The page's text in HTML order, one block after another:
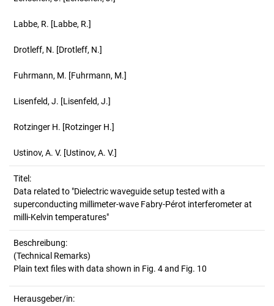
Labbe, R. [Labbe, R.]
Drotleff, N. [Drotleff, N.]
Fuhrmann, M. [Fuhrmann, M.]
Lisenfeld, J. [Lisenfeld, J.]
Rotzinger H. [Rotzinger H.]
Ustinov, A. V. [Ustinov, A. V.]
Titel:
Data related to "Dielectric waveguide setup tested with a
superconducting millimeter-wave Fabry-Pérot interferometer at
milli-Kelvin temperatures"
Beschreibung:
(Technical Remarks)
Herausgeber/in: